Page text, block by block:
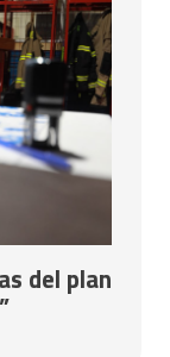
del plan